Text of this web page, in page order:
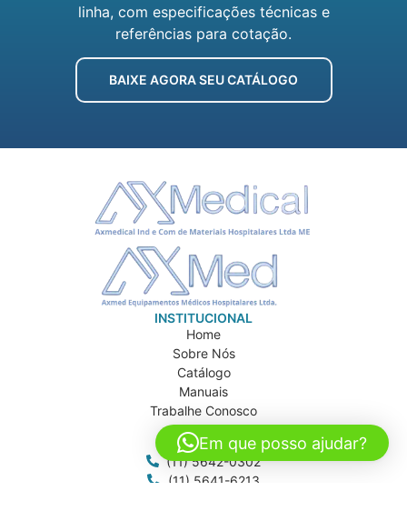
linha, com especificações técnicas e
referências para cotação.
BAIXE AGORA SEU CATÁLOGO
INSTITUCIONAL
Home
Sobre Nós
Catálogo
Manuais
Trabalhe Conosco
Contato
CONTATO
(11) 5642-0302
(11) 5641-6213
Em que posso ajudar?